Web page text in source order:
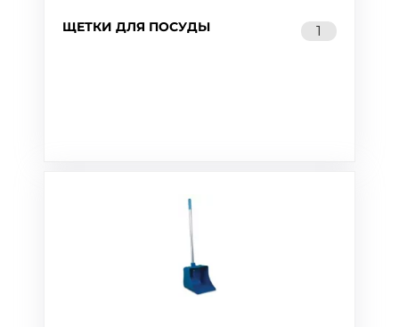
ЩЕТКИ ДЛЯ ПОСУДЫ 1